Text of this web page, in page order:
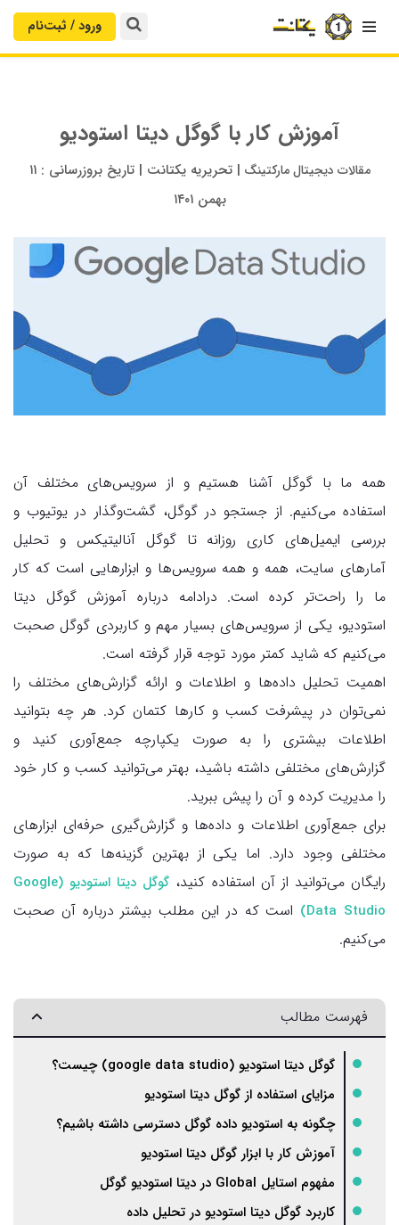
 ورود / ثبت‌‌نام
آموزش کار با گوگل دیتا استودیو
مقالات دیجیتال مارکتینگ |تحریریه یکتانت |تاریخ بروزرسانی :۱۱
بهمن ۱۴۰۱
همه ما با گوگل آشنا هستیم و از سرویس‌های مختلف آن
استفاده می‌کنیم. از جستجو در گوگل، گشت‌و‌گذار در یوتیوب و
بررسی ایمیل‌های کاری روزانه تا گوگل آنالیتیکس و تحلیل
آمارهای سایت، همه و همه سرویس‌ها و ابزارهایی است که کار
ما را راحت‌تر کرده است. درادامه درباره آموزش گوگل دیتا
استودیو، یکی از سرویس‌های بسیار مهم و کاربردی گوگل صحبت
می‌کنیم که شاید کمتر مورد توجه قرار گرفته است.
اهمیت تحلیل داده‌ها و اطلاعات و ارائه گزارش‌های مختلف را
نمی‌توان در پیشرفت کسب و کارها کتمان کرد. هر چه بتوانید
اطلاعات بیشتری را به صورت یکپارچه جمع‌آوری کنید و
گزارش‌های مختلفی داشته باشید، بهتر می‌توانید کسب و کار خود
را مدیریت کرده و آن را پیش ببرید.
برای جمع‌آوری اطلاعات و داده‌ها و گزارش‌گیری حرفه‌ای ابزارهای
مختلفی وجود دارد. اما یکی از بهترین گزینه‌ها که به صورت
رایگان می‌توانید از آن استفاده کنید،
گوگل دیتا استودیو (Google
Data Studio)
است که در این مطلب بیشتر درباره آن صحبت
می‌کنیم.
فهرست مطالب
گوگل دیتا استودیو (google data studio) چیست؟
مزایای استفاده از گوگل دیتا استودیو
چگونه به استودیو داده گوگل دسترسی داشته باشیم؟
آموزش کار با ابزار گوگل دیتا استودیو
مفهوم استایل Global در دیتا استودیو گوگل
کاربرد گوگل دیتا استودیو در تحلیل داده